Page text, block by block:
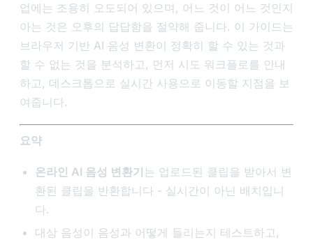
업에는 조용히 오도되어 있으며, 어느 것이 어느 것인지
아는 것은 오후의 답답함을 절약해 줍니다. 이 가이드는
브라우저 기반 AI 음성 변환이 정확히 할 수 있는 것과
할 수 없는 것을 분석하고, 먼저 시도 워크플로를 안내
하고, 데스크톱으로 실시간 사용으로 이동할 지점을 보
여줍니다.
요약
온라인 AI 음성 변환기 는 업로드된 클립을 받아서 변
환된 클립을 반환합니다 - 실시간이 아닌 배치입니
다.
대상 음성이 음성과 어떻게 들리는지 테스트하고,